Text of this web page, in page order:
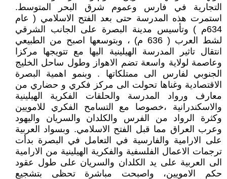
التجارية في فارس وعموم شرق البحر المتوسط.
استمرت هذه المدرسة حتى بعد الفتح الاسلامي ( عام
634م ) وتأسيس مدينة البصرة على الجانب الشرقي
لشط العرب ( 636 م) ، وبتوسعها اصبح من الطبيعي
انتقال تاثير المدرسة الهيلينية اليها مع تتويجها مركزا
وعاصمة لولاية واسعة تضم الاهواز وطول ساحل الخليج
الجنوبي لفارس الى ممتلكاتها . وبنمو اهمية البصرة
الاقتصادية وغناها تحولت الى مركز فكري و حضاري من
معارف ورواد المدرسة والحلقات الفكرية الهيلينية
والاسكندرانية ،خصوصا مع التسامح الفكري للامويين
وكثرة الرواد من الفرس والكلدان والسريان واليهود
وعرب العراق مما قبل الفتح الاسلامي. وبسواد العربية
على الارامية والفارسية في التعامل في البصرة بدأت
ترجمات الاعمال الفلسفية والفكرية الهيلينية من الارامية
الى العربية على يد الكلدان والسريان على طول عقود
حكم الامويين، واصبحت مباشرة تحظى بتشجيع